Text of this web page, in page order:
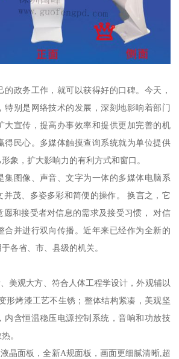
的政务工作，就可以获得好的口碑。今天，
特别是网络技术的发展，深刻地影响着部门
大宣传，提高办事效率和提供更加完善的机
得民心。多媒体触摸查询系统就为单位提供
象，扩大影响力的有利方式和窗口。
集图像、声音、文字为一体的多媒体电脑系
并茂、多姿多彩和简便的操作。 换言之，它
愿和接受者对信息的需求及接受习惯， 对信
合并进行双向传播。近年来已经作为全新的
各省、市、县级的机关。
美观大方、符合人体工程学设计，外观辅以
形烤漆工艺不生锈；整体结构紧凑，美观坚
内含恒温稳压电源控制系统，音响和功放技
。
晶面板，全新A规面板，画面更细腻清晰,超